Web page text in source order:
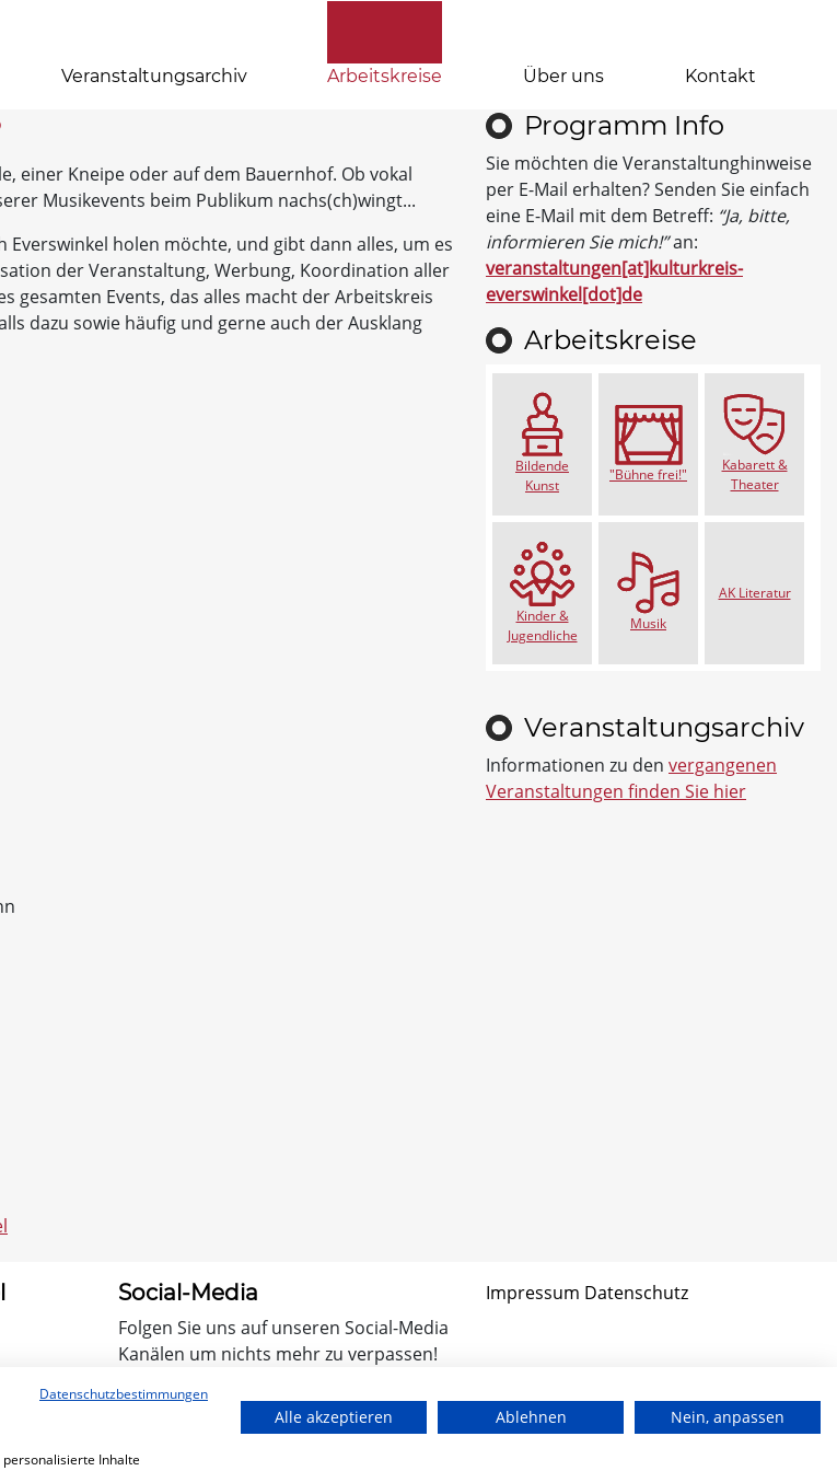
Veranstaltungsarchiv Arbeitskreise Über uns Kontakt
einer Kneipe oder auf dem Bauernhof. Ob vokal
Musikevents beim Publikum nachs(ch)wingt...
holen möchte, und gibt dann alles, um es
der Veranstaltung, Werbung, Koordination aller
gesamten Events, das alles macht der Arbeitskreis
dazu sowie häufig und gerne auch der Ausklang
Programm Info
Sie möchten die Veranstaltunghinweise
per E-Mail erhalten? Senden Sie einfach
eine E-Mail mit dem Betreff: “Ja, bitte,
informieren Sie mich!”an:
veranstaltungen[at]kulturkreis-
everswinkel[dot]de
Arbeitskreise
Bildende
Kunst
"Bühne frei!"
Kabarett &
Theater
Kinder &
Jugendliche
Musik
AK Literatur
Veranstaltungsarchiv
Informationen zu den vergangenen
Veranstaltungen finden Sie hier
Social-Media
Folgen Sie uns auf unseren Social-Media
Kanälen um nichts mehr zu verpassen!
Impressum Datenschutz
Datenschutzbestimmungen
Inhalte
Alle akzeptieren Ablehnen Nein, anpassen